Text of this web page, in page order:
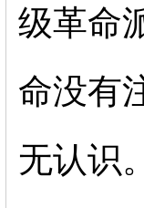
级革命
命没有
无认识